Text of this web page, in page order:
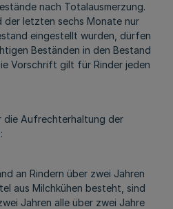
nach Totalausmerzung.
der letzten sechs Monate nur
eingestellt wurden, dürfen
Beständen in den Bestand
Vorschrift gilt für Rinder jeden
die Aufrechterhaltung der
an Rindern über zwei Jahren
aus Milchkühen besteht, sind
Jahren alle über zwei Jahre